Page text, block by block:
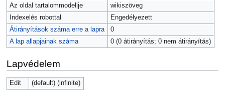
Az oldal tartalommodellje
wikiszöveg
Indexelés robottal
Engedélyezett
Átirányítások száma erre a lapra
0
A lap allapjainak száma
0 (0 átirányítás; 0 nem átirányítás)
Lapvédelem
Edit
(default) (infinite)